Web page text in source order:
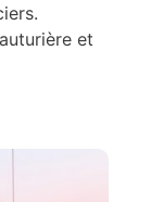
et